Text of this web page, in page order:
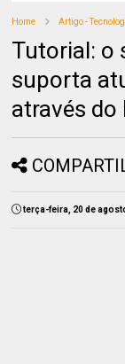
Home Artigo -
Tutorial: o
suporta
através do
terça-feira, 20 de